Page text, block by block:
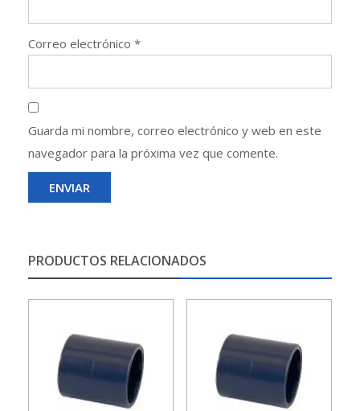
Correo electrónico *
Guarda mi nombre, correo electrónico y web en este
navegador para la próxima vez que comente.
PRODUCTOS RELACIONADOS